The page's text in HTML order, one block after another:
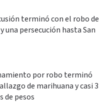
terminó con el robo de
una persecución hasta San
por robo terminó
de marihuana y casi 3
de pesos